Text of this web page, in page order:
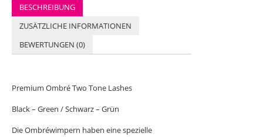
BESCHREIBUNG
ZUSÄTZLICHE INFORMATIONEN
BEWERTUNGEN (0)
Premium Ombré Two Tone Lashes
Black – Green / Schwarz – Grün
Die Ombréwimpern haben eine spezielle